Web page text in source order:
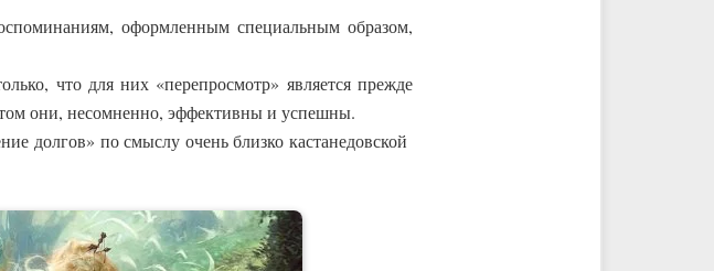
оформленным специальным образом,
что для них «перепросмотр» является прежде
они, несомненно, эффективны и успешны.
долгов» по смыслу очень близко кастанедовской